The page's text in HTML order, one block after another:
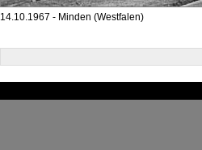
14.10.1967 - Minden (Westfalen)